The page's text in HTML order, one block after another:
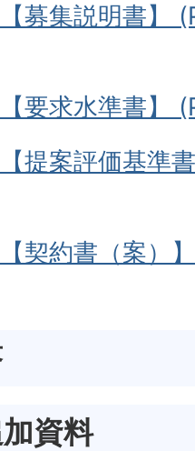
募集説明書】
要求水準書】
提案評価基準
契約書（案）
資料